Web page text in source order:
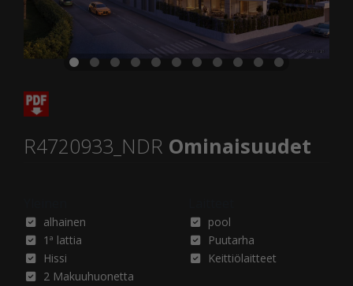
R4720933_NDR Ominaisuudet
alhainen
1ª lattia
Hissi
2 Makuuhuonetta
pool
Puutarha
Keittiölaitteet